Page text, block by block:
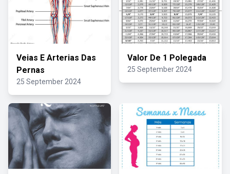
Veias E Arterias Das
Pernas
25 September 2024
Valor De 1 Polegada
25 September 2024